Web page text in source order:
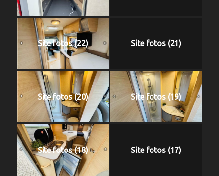
Site fotos (22) Site fotos (21)
Site fotos (20) Site fotos (19)
Site fotos (18) Site fotos (17)